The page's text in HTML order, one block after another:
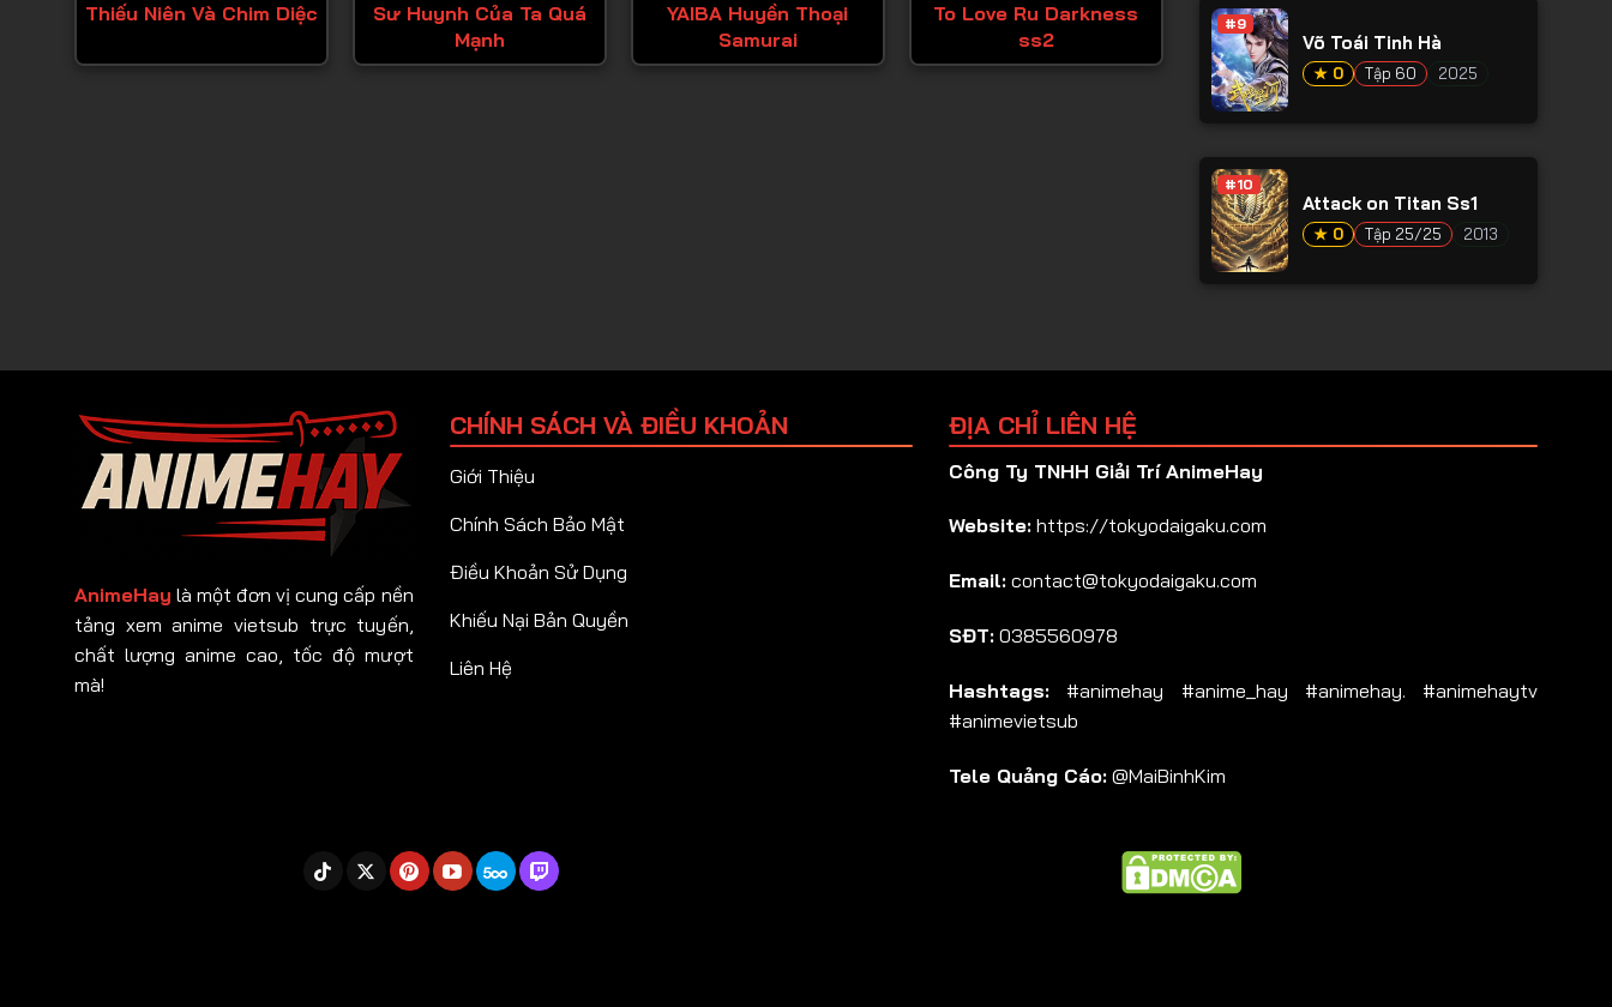
Tập 28
Tập 36
Tập 37
Tập 39
Tập 40
Tập 41
Thiếu Niên Và Chim Diệc
Sư Huynh Của Ta Quá
Mạnh
YAIBA Huyền Thoại
Samurai
To Love Ru Darkness
ss2
#9
Võ Toái Tinh Hà
★ 0 Tập 60 2025
#10
Attack on Titan Ss1
★ 0 Tập 25/25 2013
AnimeHay là một đơn vị cung cấp nền
tảng xem anime vietsub trực tuyến,
chất lượng anime cao, tốc độ mượt
mà!
CHÍNH SÁCH VÀ ĐIỀU KHOẢN
Giới Thiệu
Chính Sách Bảo Mật
Điều Khoản Sử Dụng
Khiếu Nại Bản Quyền
Liên Hệ
ĐỊA CHỈ LIÊN HỆ
Công Ty TNHH Giải Trí AnimeHay
Website: https://tokyodaigaku.com
Email: contact@tokyodaigaku.com
SĐT: 0385560978
Hashtags: #animehay #anime_hay #animehay. #animehaytv
#animevietsub
Tele Quảng Cáo: @MaiBinhKim